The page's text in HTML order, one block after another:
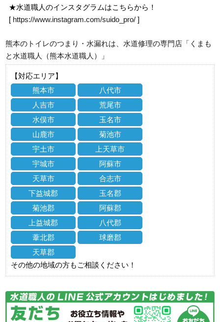
★水道職人のインスタグラムはこちらから！
[ https://www.instagram.com/suido_pro/ ]
熊本のトイレのつまり・水漏れは、水道修理の専門店「くまも
と水道職人（熊本水道職人）」
【対応エリア】
熊本市
八代市
人吉市
荒尾市
水俣市
玉名市
山鹿市
菊池市
宇土市
上天草市
宇城市
阿蘇市
天草市
合志市
下益城郡
玉名郡
菊池郡
阿蘇郡
上益城郡
八代郡
葦北郡
球磨郡
天草郡
その他の地域の方もご相談ください！